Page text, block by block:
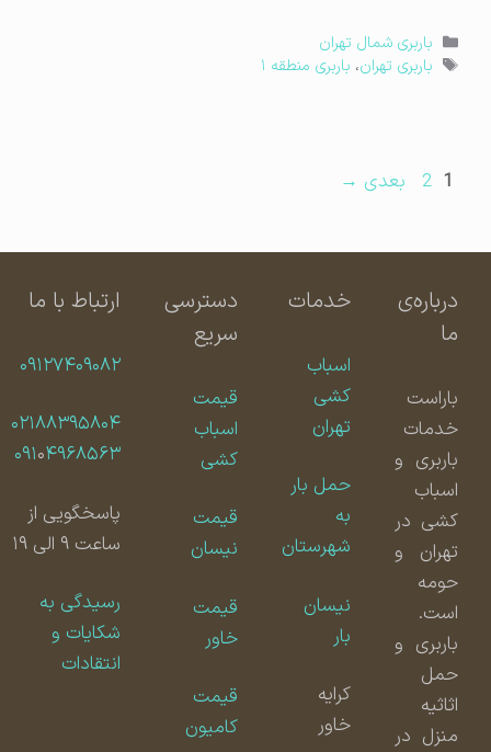
دسته‌ها
باربری شمال تهران
برچسب‌ها
باربری تهران ،باربری منطقه ۱
برگه بعدی→
درباره‌ی
باراست
خدمات
باربری و
اسباب
کشی در
تهران و
حومه
است.
باربری و
حمل
اثاثیه
منزل در
خدمات
اسباب
کشی
تهران
حمل بار
شهرستان
نیسان
دسترسی
سریع
قیمت
اسباب
کشی
قیمت
نیسان
قیمت
قیمت
کامیون
ارتباط با ما
۰۹۱۲۷۴۰۹۰۸۲
۰۲۱۸۸۳۹۵۸۰۴
۰۹۱۰۴۹۶۸۵۶۳
پاسخگویی از
ساعت ۹ الی ۱۹
رسیدگی به
شکایات و
انتقادات